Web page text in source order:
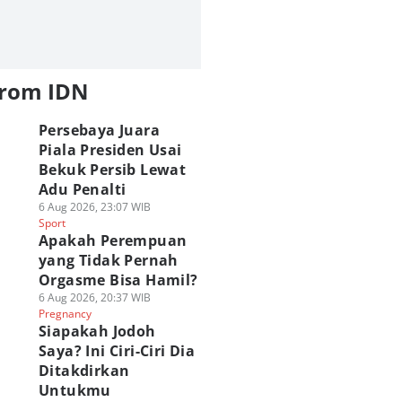
IDN
Persebaya Juara
Piala Presiden Usai
Bekuk Persib Lewat
Adu Penalti
6 Aug 2026, 23:07 WIB
Sport
Apakah Perempuan
yang Tidak Pernah
Orgasme Bisa Hamil?
6 Aug 2026, 20:37 WIB
Pregnancy
Siapakah Jodoh
Saya? Ini Ciri-Ciri Dia
Ditakdirkan
Untukmu